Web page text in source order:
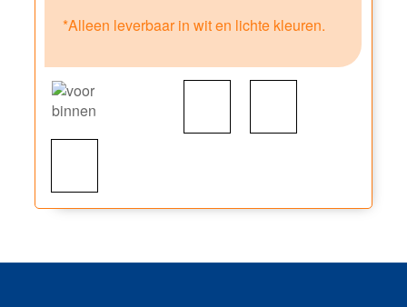
*Alleen leverbaar in wit en lichte kleuren.